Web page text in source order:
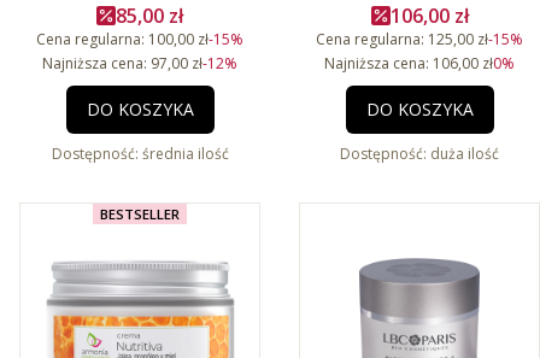
Cena promocyjna
85,00 zł
Cena regularna: 100,00 zł-15%
Najniższa cena: 97,00 zł-12%
DO KOSZYKA
Dostępność: średnia ilość
Cena
106,00 zł
Cena regularna: 125,00 zł-15%
Najniższa cena: 106,00 zł0%
DO KOSZYKA
Dostępność: duża ilość
BESTSELLER